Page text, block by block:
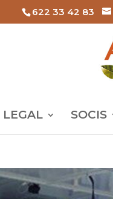
622 33 42 83
LEGAL SOCIS